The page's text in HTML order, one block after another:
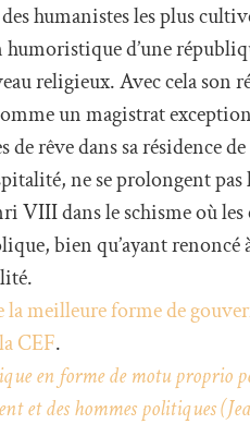
humanistes les plus
d’une
religieux. Avec cela
un magistrat
de rêve dans sa résidence
ne se prolongent
VIII dans le schisme où
bien qu’ayant
la meilleure forme de
CEF.
en forme de motu proprio
et des hommes politiques